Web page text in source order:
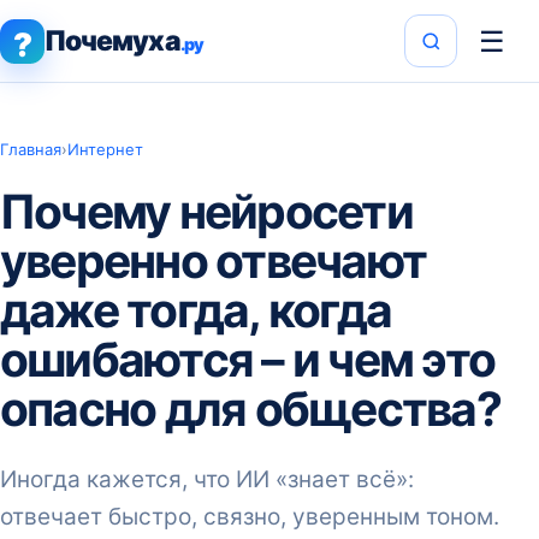
? Почемуха.ру ☰
Главная›Интернет
Почему нейросети
уверенно отвечают
даже тогда, когда
ошибаются – и чем это
опасно для общества?
Иногда кажется, что ИИ «знает всё»:
отвечает быстро, связно, уверенным тоном.